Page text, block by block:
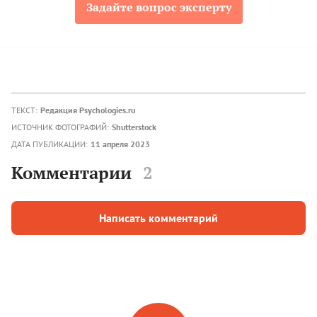
Задайте вопрос эксперту
ТЕКСТ: Редакция Psychologies.ru
ИСТОЧНИК ФОТОГРАФИЙ: Shutterstock
ДАТА ПУБЛИКАЦИИ: 11 апреля 2023
Комментарии 2
Написать комментарий